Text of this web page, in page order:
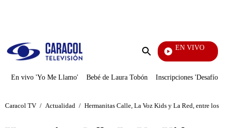
Enviar
EN VIVO
Día A Día
En vivo 'Yo Me Llamo' Bebé de Laura Tobón Inscripciones 'Desafío'
Caracol TV / Actualidad / Hermanitas Calle, La Voz Kids y La Red, entre los